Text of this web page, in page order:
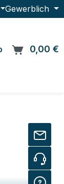
Gewerblich
auf dem
0,00 €